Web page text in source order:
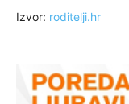
Izvor: roditelji.hr